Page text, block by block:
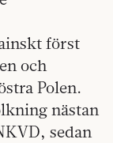
först
och
Polen.
nästan
sedan